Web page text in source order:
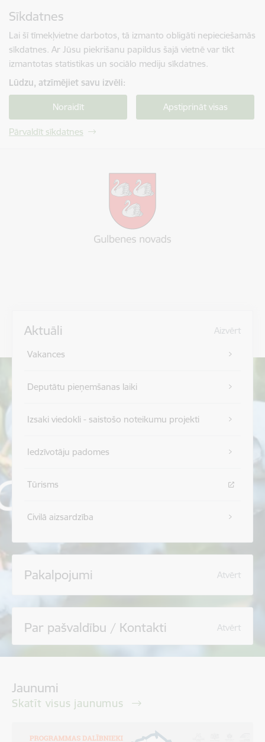
Sīkdatnes
Lai šī tīmekļvietne darbotos, tā izmanto obligāti nepieciešamās
sīkdatnes. Ar Jūsu piekrišanu papildus šajā vietnē var tikt
izmantotas statistikas un sociālo mediju sīkdatnes.
Lūdzu, atzīmējiet savu izvēli:
Noraidīt Apstiprināt visas
Pārvaldīt sīkdatnes
Aktuāli Aizvērt
Vakances
Deputātu pieņemšanas laiki
Izsaki viedokli - saistošo noteikumu projekti
Iedzīvotāju padomes
Tūrisms
Civilā aizsardzība
Pakalpojumi Atvērt
Par pašvaldību / Kontakti Atvērt
Jaunumi
Skatīt visus jaunumus